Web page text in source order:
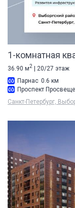
1-комнатная
36.90 м2
| 20/27 этаж
Парнас 0.6 км
Проспект
Санкт-Петербург,